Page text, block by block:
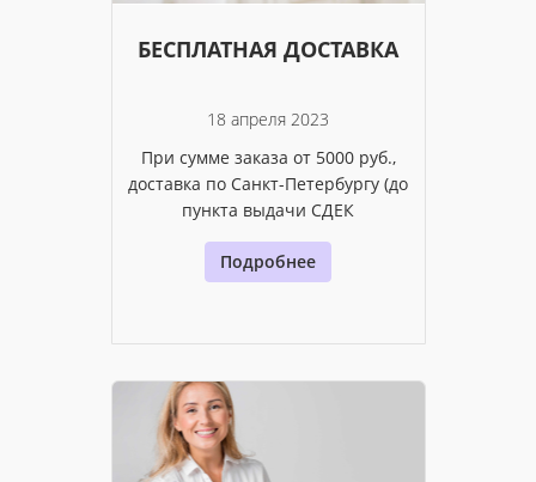
БЕСПЛАТНАЯ ДОСТАВКА
18 апреля 2023
При сумме заказа от 5000 руб.,
доставка по Санкт-Петербургу (до
пункта выдачи СДЕК
Подробнее